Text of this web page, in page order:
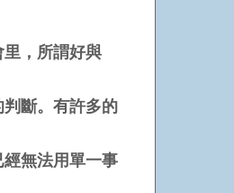
，所謂好與
斷。有許多的
無法用單一事